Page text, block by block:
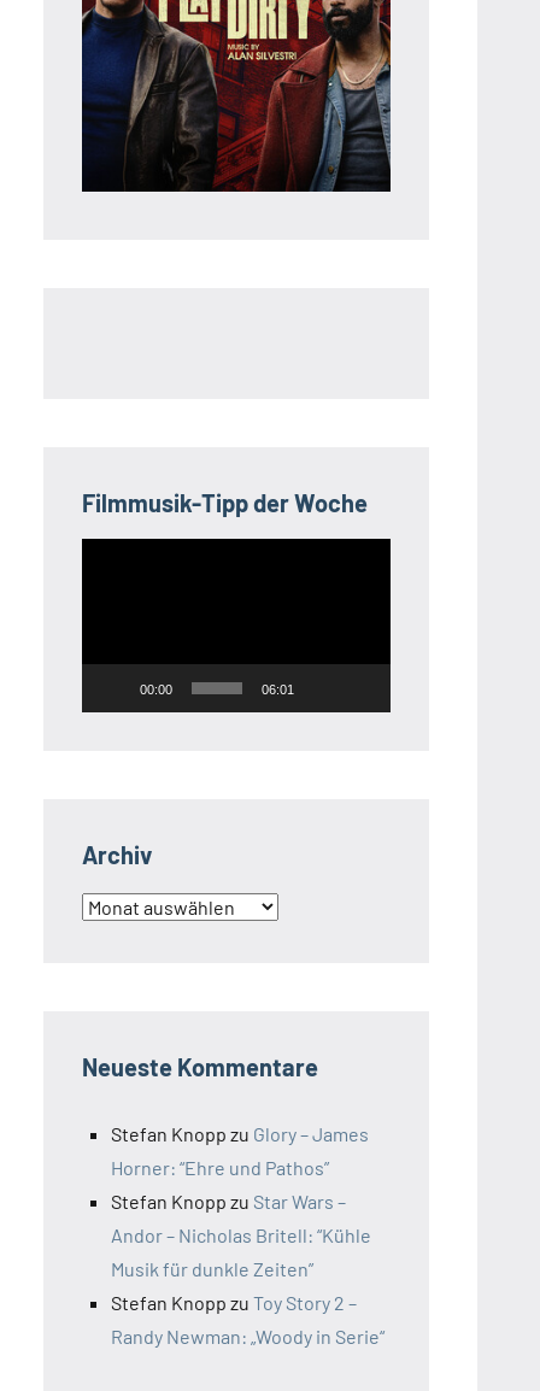
Filmmusik-Tipp der Woche
00:00 06:01
Archiv
Archiv
Neueste Kommentare
Stefan Knopp zu Glory – James
Horner: “Ehre und Pathos”
Stefan Knopp zu Star Wars –
Andor – Nicholas Britell: “Kühle
Musik für dunkle Zeiten”
Stefan Knopp zu Toy Story 2 –
Randy Newman: „Woody in Serie“